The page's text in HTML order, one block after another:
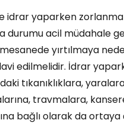
idrar yaparken
durumu acil müdahale
yırtılmaya
edilmelidir. İdrar
tıkanıklıklara,
travmalara,
bağlı olarak da ortaya